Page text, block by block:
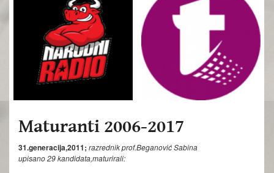
Maturanti 2006-2017
31.generacija,2011; razrednik prof.Beganović Sabina
upisano 29 kandidata,maturirali: